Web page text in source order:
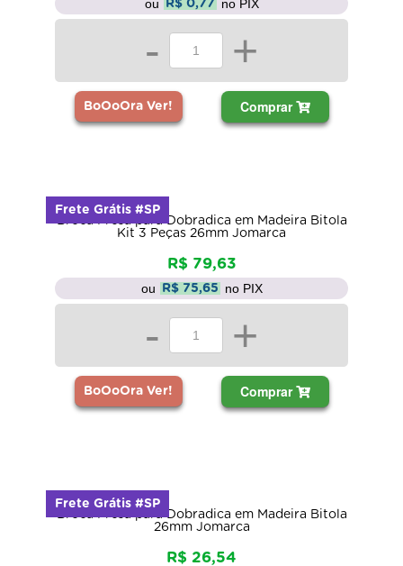
ou R$ 0,77 no PIX
- +
BoOoOra Ver! Comprar
Broca Fresa para Dobradica em Madeira Bitola
Kit 3 Peças 26mm Jomarca
R$ 79,63
ou R$ 75,65 no PIX
- +
BoOoOra Ver! Comprar
Frete Grátis #SP
Broca Fresa para Dobradica em Madeira Bitola
26mm Jomarca
R$ 26,54
Frete Grátis #SP